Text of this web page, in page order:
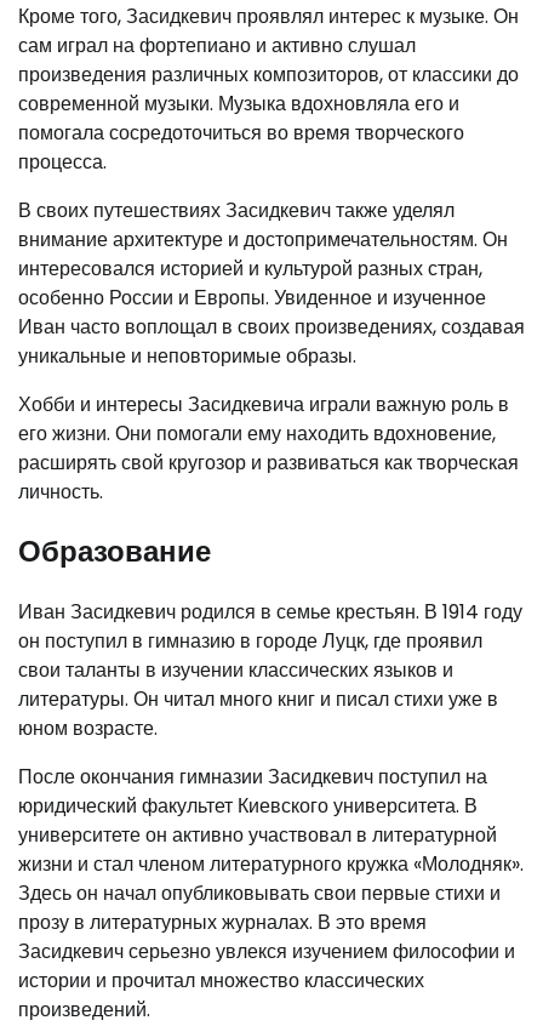
Кроме того, Засидкевич проявлял интерес к музыке. Он
сам играл на фортепиано и активно слушал
произведения различных композиторов, от классики до
современной музыки. Музыка вдохновляла его и
помогала сосредоточиться во время творческого
процесса.
В своих путешествиях Засидкевич также уделял
внимание архитектуре и достопримечательностям. Он
интересовался историей и культурой разных стран,
особенно России и Европы. Увиденное и изученное
Иван часто воплощал в своих произведениях, создавая
уникальные и неповторимые образы.
Хобби и интересы Засидкевича играли важную роль в
его жизни. Они помогали ему находить вдохновение,
расширять свой кругозор и развиваться как творческая
личность.
Образование
Иван Засидкевич родился в семье крестьян. В 1914 году
он поступил в гимназию в городе Луцк, где проявил
свои таланты в изучении классических языков и
литературы. Он читал много книг и писал стихи уже в
юном возрасте.
После окончания гимназии Засидкевич поступил на
юридический факультет Киевского университета. В
университете он активно участвовал в литературной
жизни и стал членом литературного кружка «Молодняк».
Здесь он начал опубликовывать свои первые стихи и
прозу в литературных журналах. В это время
Засидкевич серьезно увлекся изучением философии и
истории и прочитал множество классических
произведений.